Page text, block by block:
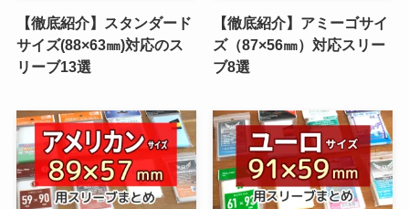
【徹底紹介】スタンダード
サイズ(88×63㎜)対応のス
リーブ13選
【徹底紹介】アミーゴサイ
ズ（87×56㎜）対応スリー
ブ8選